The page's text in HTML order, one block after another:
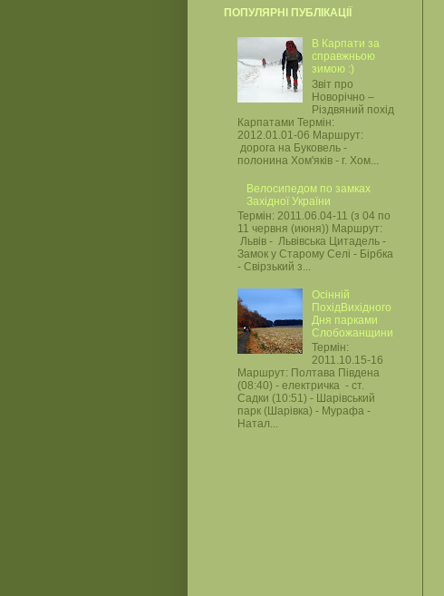
ПОПУЛЯРНІ ПУБЛІКАЦІЇ
В Карпати за
справжньою
зимою :)
Звіт про
Новорічно –
Різдвяний похід
Карпатами Термін:
2012.01.01-06 Маршрут:
дорога на Буковель -
полонина Хом'яків - г. Хом...
Велосипедом по замках
Західної України
Термін: 2011.06.04-11 (з 04 по
11 червня (июня)) Маршрут:
Львів - Львівська Цитадель -
Замок у Старому Селі - Бірбка
- Свірзький з...
Осінній
ПохідВихідного
Дня парками
Слобожанщини
Термін:
2011.10.15-16
Маршрут: Полтава Південа
(08:40) - електричка - ст.
Садки (10:51) - Шарівський
парк (Шарівка) - Мурафа -
Натал...